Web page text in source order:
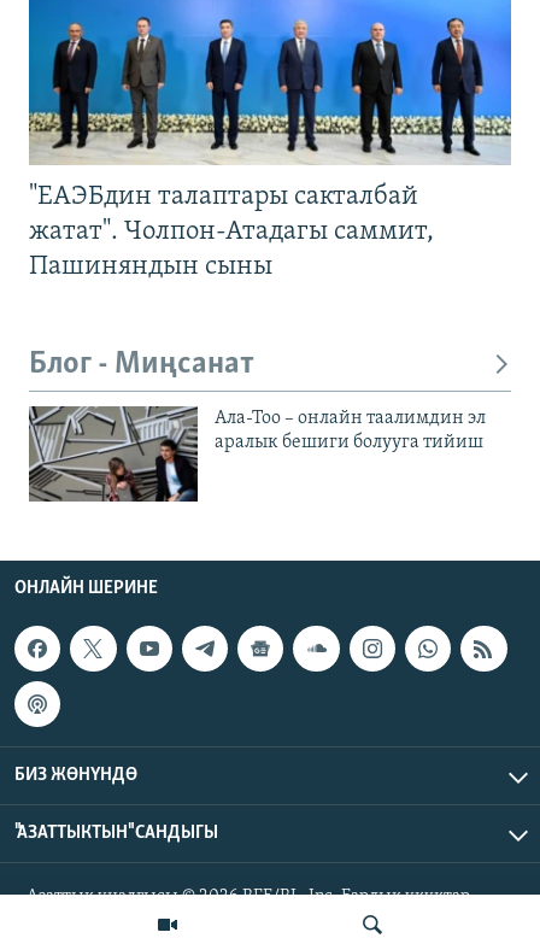
"ЕАЭБдин талаптары сакталбай
жатат". Чолпон-Атадагы саммит,
Пашиняндын сыны
Блог - Миңсанат
Ала-Тоо – онлайн таалимдин эл
аралык бешиги болууга тийиш
ОНЛАЙН ШЕРИНЕ
БИЗ ЖӨНҮНДӨ
"АЗАТТЫКТЫН" САНДЫГЫ
Азаттык үналгысы © 2026 RFE/RL, Inc. Бардык укуктар